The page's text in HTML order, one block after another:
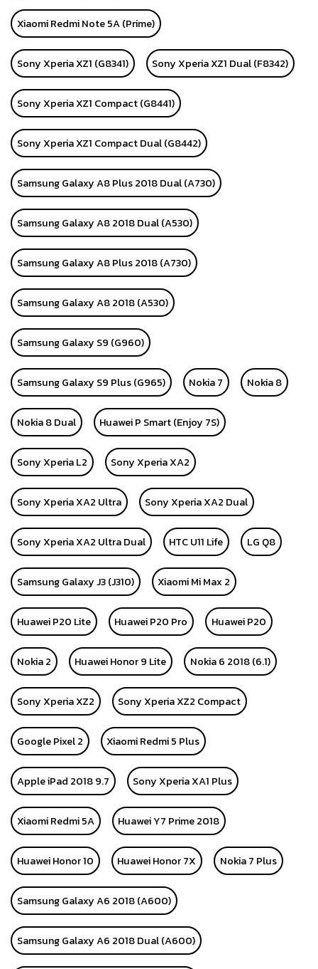
Xiaomi Redmi Note 5A (Prime)
Sony Xperia XZ1 (G8341) Sony Xperia XZ1 Dual (F8342)
Sony Xperia XZ1 Compact (G8441)
Sony Xperia XZ1 Compact Dual (G8442)
Samsung Galaxy A8 Plus 2018 Dual (A730)
Samsung Galaxy A8 2018 Dual (A530)
Samsung Galaxy A8 Plus 2018 (A730)
Samsung Galaxy A8 2018 (A530)
Samsung Galaxy S9 (G960)
Samsung Galaxy S9 Plus (G965) Nokia 7 Nokia 8
Nokia 8 Dual Huawei P Smart (Enjoy 7S)
Sony Xperia L2 Sony Xperia XA2
Sony Xperia XA2 Ultra Sony Xperia XA2 Dual
Sony Xperia XA2 Ultra Dual HTC U11 Life LG Q8
Samsung Galaxy J3 (J310) Xiaomi Mi Max 2
Huawei P20 Lite Huawei P20 Pro Huawei P20
Nokia 2 Huawei Honor 9 Lite Nokia 6 2018 (6.1)
Sony Xperia XZ2 Sony Xperia XZ2 Compact
Google Pixel 2 Xiaomi Redmi 5 Plus
Apple iPad 2018 9.7 Sony Xperia XA1 Plus
Xiaomi Redmi 5A Huawei Y7 Prime 2018
Huawei Honor 10 Huawei Honor 7X Nokia 7 Plus
Samsung Galaxy A6 2018 (A600)
Samsung Galaxy A6 2018 Dual (A600)